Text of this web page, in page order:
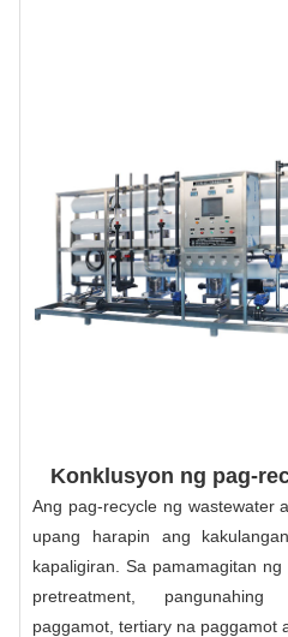
Konklusyon ng pag-
Ang pag-recycle ng wastewater
upang harapin ang
kapaligiran. Sa pamamagitan
pretreatment, pangunahing
paggamot, tertiary na paggamot